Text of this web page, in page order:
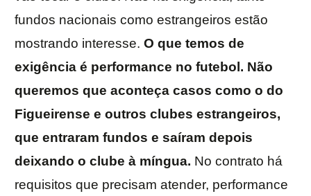
fundos nacionais como estrangeiros estão
mostrando interesse. O que temos de
exigência é performance no futebol. Não
queremos que aconteça casos como o do
Figueirense e outros clubes estrangeiros,
que entraram fundos e saíram depois
deixando o clube à míngua. No contrato há
requisitos que precisam atender, performance